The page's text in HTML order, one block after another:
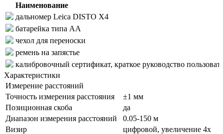
Наименование
дальномер Leica DISTO X4
батарейка типа АА
чехол для переноски
ремень на запястье
калибровочный сертификат, краткое руководство
Характеристики
Измерение расстояний
Точность измерения расстояния
±1 мм
Позиционная скоба
да
Диапазон измерения расстояний
0.05-150 м
Визир
цифровой, увеличение 4x